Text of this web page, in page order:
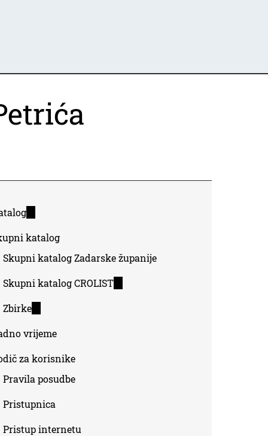
(link
external)
katalog
Skupni katalog Zadarske županije
Skupni katalog CROLIST(link
Zbirke(link
external)
vrijeme
za korisnike
Pravila posudbe
Pristupnica
Pristup internetu